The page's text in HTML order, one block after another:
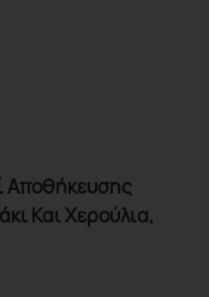
Αποθήκευσης
Και Χερούλια,